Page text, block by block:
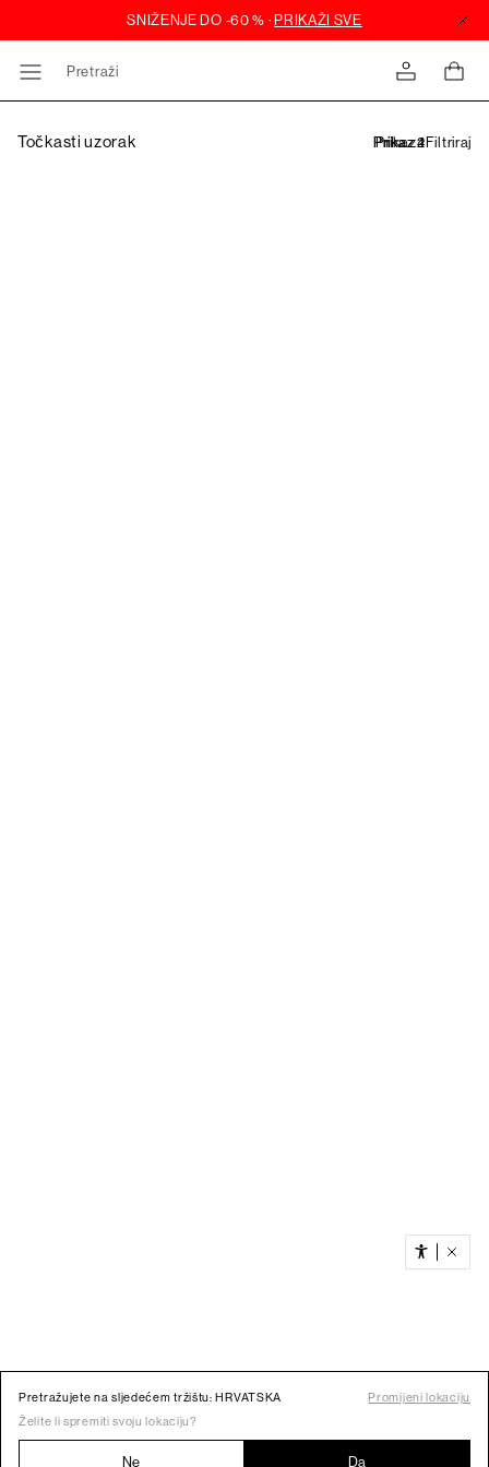
Pretraži
Točkasti uzorak Filtriraj
Pretražujete na sljedećem tržištu: HRVATSKA
Promijeni lokaciju
Želite li spremiti svoju lokaciju?
Ne Da